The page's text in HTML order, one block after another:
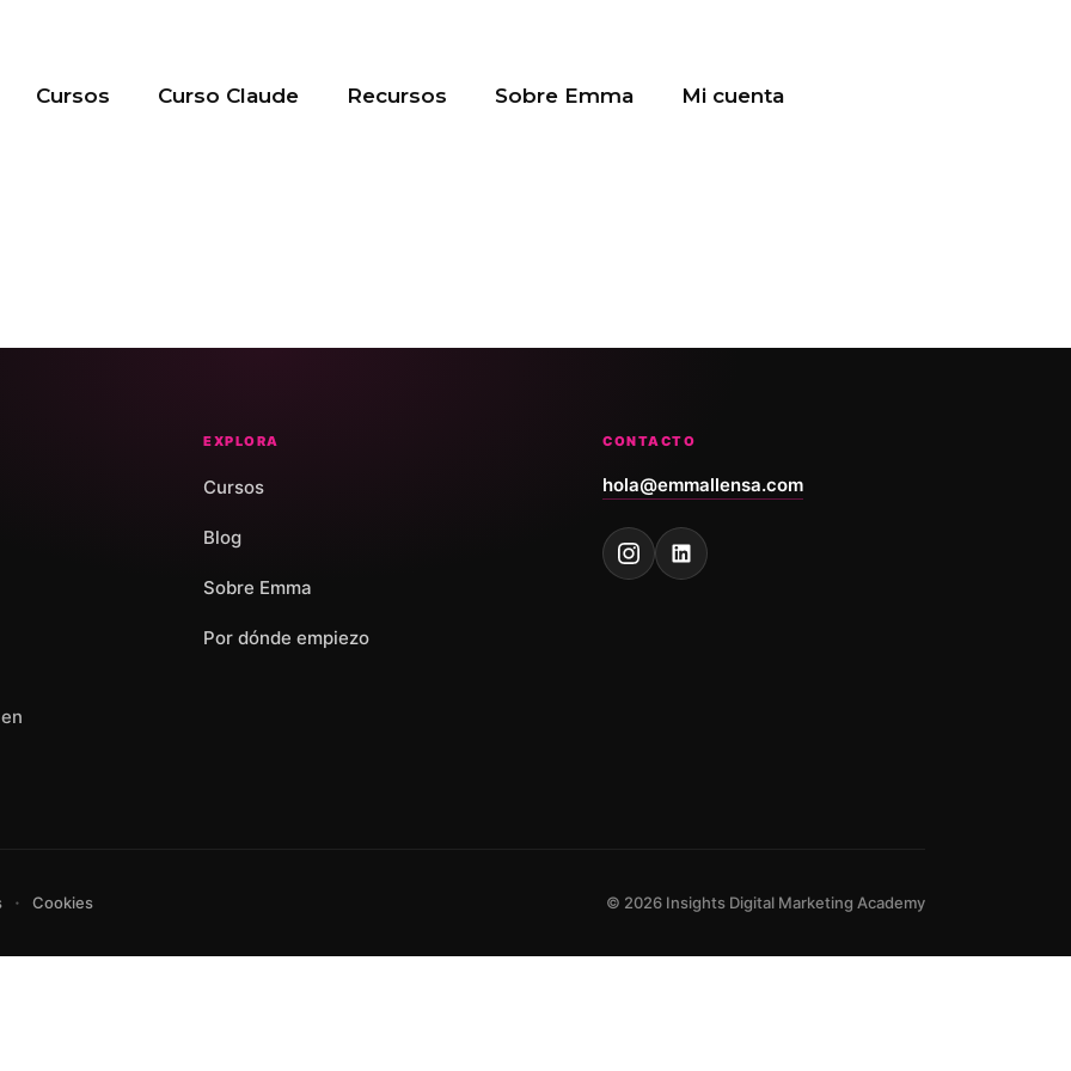
Cursos Curso Claude Recursos Sobre Emma Mi cuenta
EXPLORA
Cursos
Blog
Sobre Emma
Por dónde empiezo
CONTACTO
hola@emmallensa.com
· Cookies © 2026 Insights Digital Marketing Academy